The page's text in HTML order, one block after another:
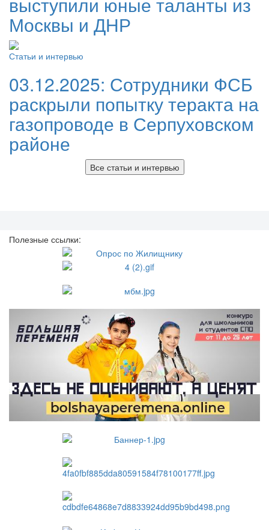
Москвы и ДНР
Статьи и интервью
03.12.2025: Сотрудники ФСБ
раскрыли попытку теракта на
газопроводе в Серпуховском
районе
Все статьи и интервью
Полезные ссылки: